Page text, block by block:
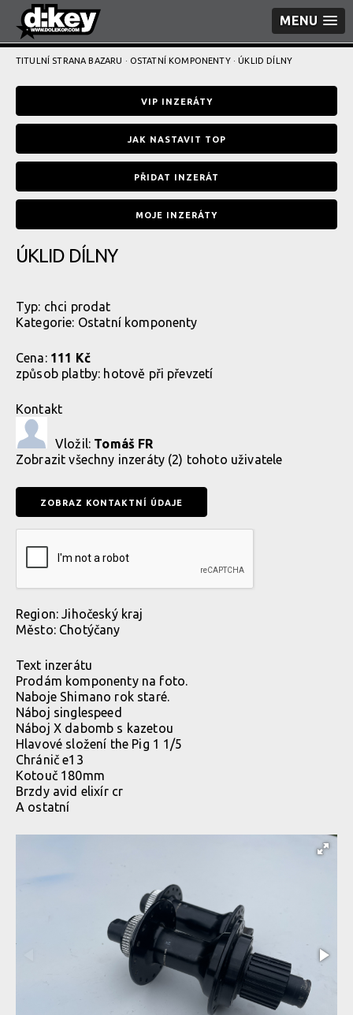
MENU
TITULNÍ STRANA BAZARU · OSTATNÍ KOMPONENTY· ÚKLID DÍLNY
VIP INZERÁTY
JAK NASTAVIT TOP
PŘIDAT INZERÁT
MOJE INZERÁTY
ÚKLID DÍLNY
Typ: chci prodat
Kategorie: Ostatní komponenty
Cena: 111 Kč
způsob platby: hotově při převzetí
Kontakt
Vložil: Tomáš FR
Zobrazitvšechny inzeráty (2) tohoto uživatele
Region:Jihočeský kraj
Město: Chotýčany
Text inzerátu
Prodám komponenty na foto.
Naboje Shimano rok staré.
Náboj singlespeed
Náboj X dabomb s kazetou
Hlavové složení the Pig 1 1/5
Chránič e13
Kotouč 180mm
Brzdy avid elixír cr
A ostatní